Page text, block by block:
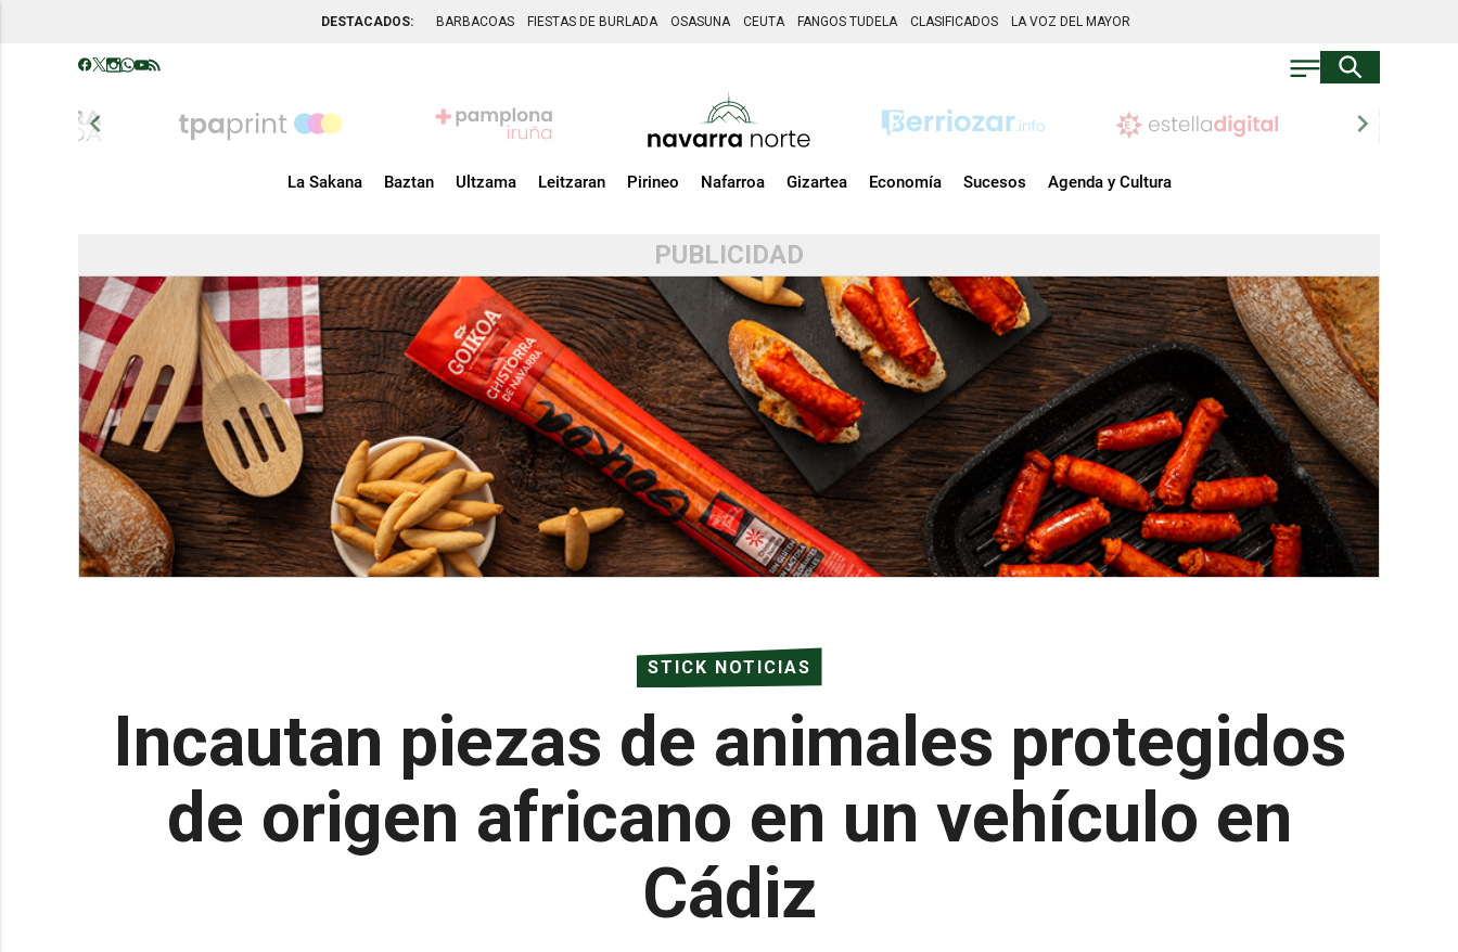
DESTACADOS: BARBACOAS FIESTAS DE BURLADA OSASUNA CEUTA FANGOS TUDELA CLASIFICADOS LA VOZ DEL MAYOR
chevron_left chevron_right
La Sakana Baztan Ultzama Leitzaran Pirineo Nafarroa Gizartea Economía Sucesos Agenda y Cultura
PUBLICIDAD
STICK NOTICIAS
Incautan piezas de animales protegidos
de origen africano en un vehículo en
Cádiz